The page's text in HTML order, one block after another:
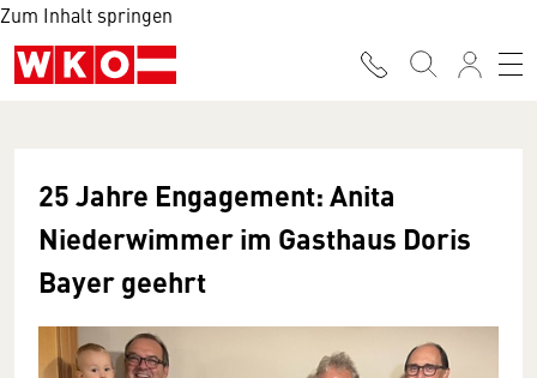
Zum Inhalt springen
25 Jahre Engagement: Anita
Niederwimmer im Gasthaus Doris
Bayer geehrt